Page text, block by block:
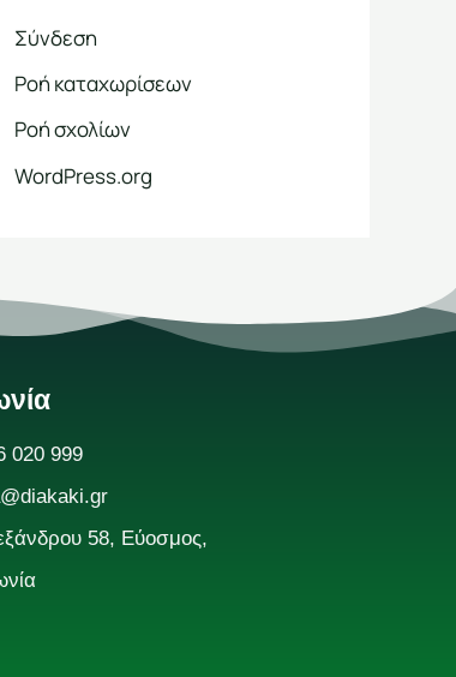
Σύνδεση
Ροή καταχωρίσεων
Ροή σχολίων
WordPress.org
020 999
58, Εύοσμος,